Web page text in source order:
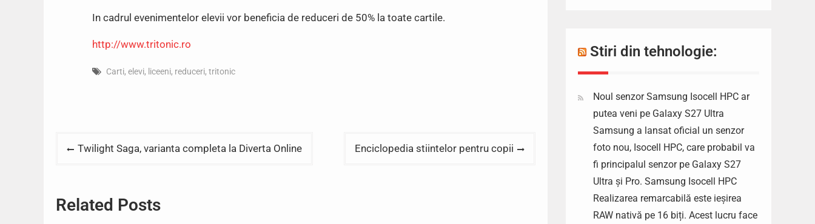
In cadrul evenimentelor elevii vor beneficia de reduceri de 50% la toate cartile.
http://www.tritonic.ro
Carti, elevi, liceeni, reduceri, tritonic
PostTwilight Saga, varianta completa la Diverta Online Enciclopedia stiintelor pentru copii
Related Posts
Stiri din tehnologie:
Noul senzor Samsung Isocell HPC ar
putea veni pe Galaxy S27 Ultra
Samsung a lansat oficial un senzor
foto nou, Isocell HPC, care probabil va
fi principalul senzor pe Galaxy S27
Ultra și Pro. Samsung Isocell HPC
Realizarea remarcabilă este ieșirea
RAW nativă pe 16 biți. Acest lucru face